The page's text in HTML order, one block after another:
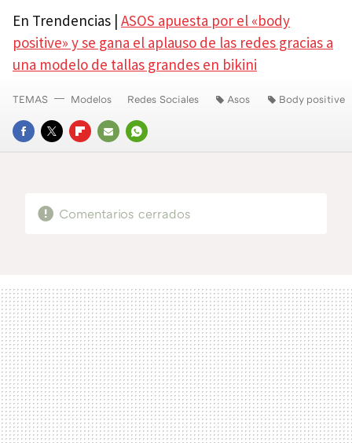
En Trendencias | ASOS apuesta por el «body
positive» y se gana el aplauso de las redes gracias a
una modelo de tallas grandes en bikini
FACEBOOK
TWITTERFLIPBOARD
E-
WHATSAPP
TEMAS Modelos Redes Sociales Asos Body positive
Comentarios cerrados